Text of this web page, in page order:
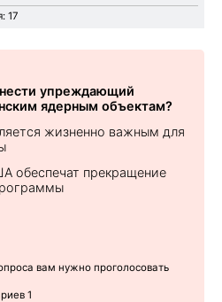
17
упреждающий
ядерным объектам?
жизненно важным для
обеспечат прекращение
вам нужно проголосовать
1